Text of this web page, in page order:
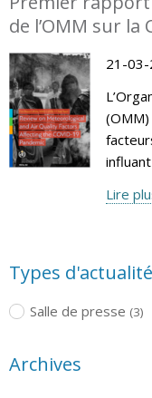
de l’OMM sur la
21-03-
Lire
Types d'actualité
Salle de presse (3)
Archives